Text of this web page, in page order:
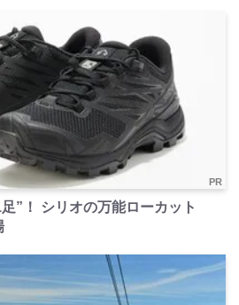
PR
”！ シリオの万能ローカット